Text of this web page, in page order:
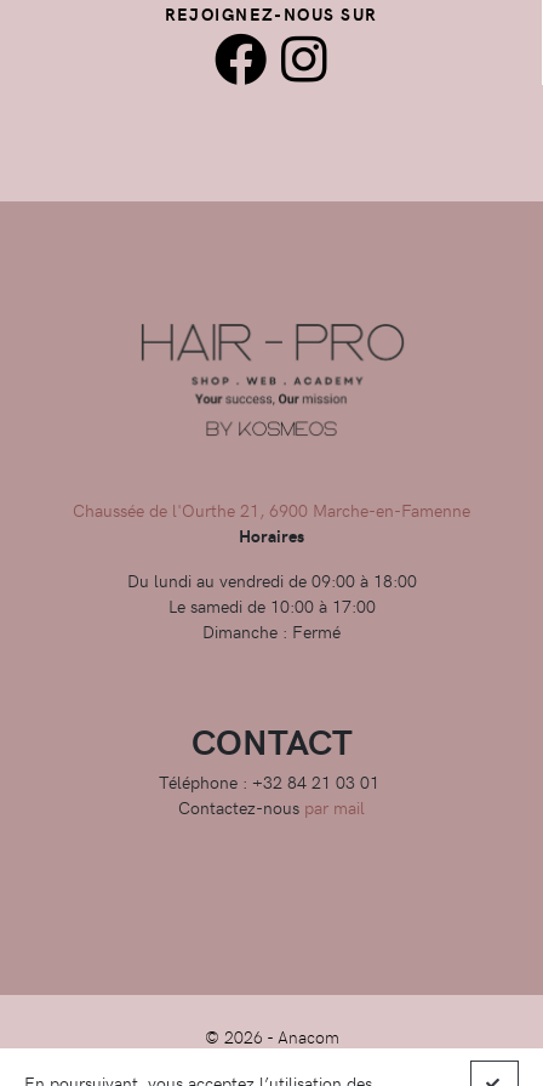
REJOIGNEZ-NOUS SUR
Chaussée de l'Ourthe 21, 6900 Marche-en-Famenne
Horaires
Du lundi au vendredi de 09:00 à 18:00
Le samedi de 10:00 à 17:00
Dimanche : Fermé
CONTACT
Téléphone : +32 84 21 03 01
Contactez-nous par mail
© 2026 - Anacom